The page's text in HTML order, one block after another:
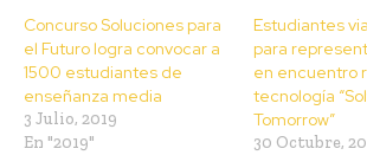
Concurso Soluciones para
el Futuro logra convocar a
1500 estudiantes de
enseñanza media
3 Julio, 2019
En "2019"
Estudiantes
para
en encuentro
tecnología
Tomorrow”
30 Octubre,